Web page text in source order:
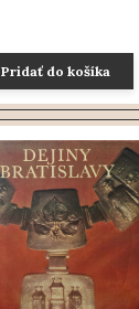
Pridať do košíka